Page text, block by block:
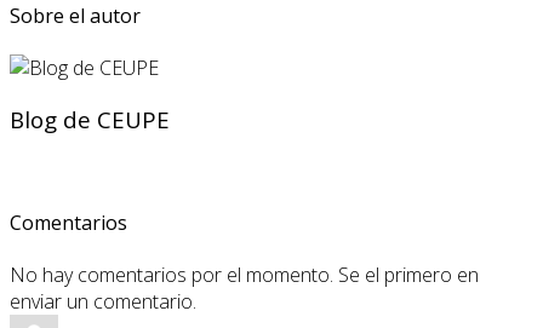
Sobre el autor
Blog de CEUPE
Comentarios
No hay comentarios por el momento. Se el primero en
enviar un comentario.